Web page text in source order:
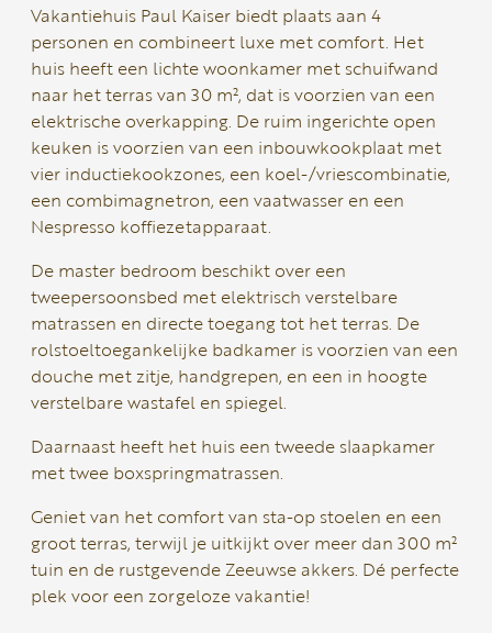
Vakantiehuis Paul Kaiser biedt plaats aan 4
personen en combineert luxe met comfort. Het
huis heeft een lichte woonkamer met schuifwand
naar het terras van 30 m², dat is voorzien van een
elektrische overkapping. De ruim ingerichte open
keuken is voorzien van een inbouwkookplaat met
vier inductiekookzones, een koel-/vriescombinatie,
een combimagnetron, een vaatwasser en een
Nespresso koffiezetapparaat.
De master bedroom beschikt over een
tweepersoonsbed met elektrisch verstelbare
matrassen en directe toegang tot het terras. De
rolstoeltoegankelijke badkamer is voorzien van een
douche met zitje, handgrepen, en een in hoogte
verstelbare wastafel en spiegel.
Daarnaast heeft het huis een tweede slaapkamer
met twee boxspringmatrassen.
Geniet van het comfort van sta-op stoelen en een
groot terras, terwijl je uitkijkt over meer dan 300 m²
tuin en de rustgevende Zeeuwse akkers. Dé perfecte
plek voor een zorgeloze vakantie!